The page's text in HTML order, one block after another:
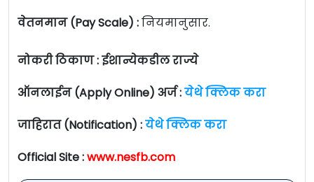
वेतनमान (Pay Scale) :नियमानुसार.
नोकरी ठिकाण : ईशान्येकडील राज्ये
ऑनलाईन (Apply Online) अर्ज :येथे क्लिक करा
जाहिरात (Notification) :येथे क्लिक करा
Official Site :www.nesfb.com